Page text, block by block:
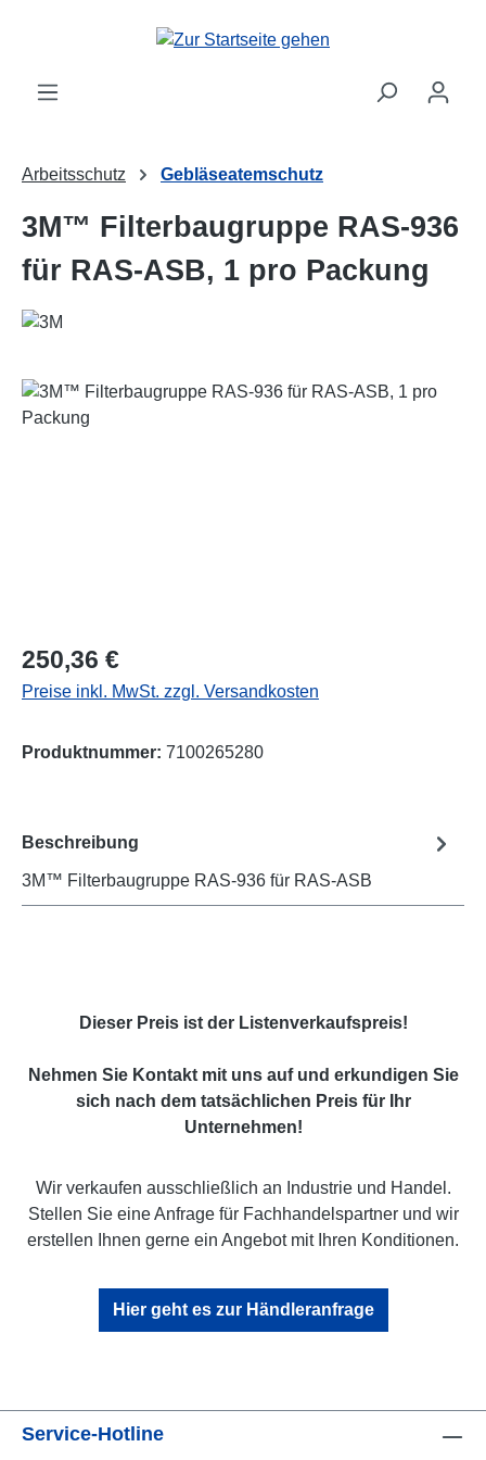
Zum Hauptinhalt springen
Arbeitsschutz Gebläseatemschutz
3M™ Filterbaugruppe RAS-936
für RAS-ASB, 1 pro Packung
Bildergalerie überspringen
Regulärer Preis:
250,36 €
Preise inkl. MwSt. zzgl. Versandkosten
Produktnummer: 7100265280
Beschreibung
3M™ Filterbaugruppe RAS-936 für RAS-ASB
Dieser Preis ist der Listenverkaufspreis!
Nehmen Sie Kontakt mit uns auf und erkundigen Sie
sich nach dem tatsächlichen Preis für Ihr
Unternehmen!
Wir verkaufen ausschließlich an Industrie und Handel.
Stellen Sie eine Anfrage für Fachhandelspartner und wir
erstellen Ihnen gerne ein Angebot mit Ihren Konditionen.
Hier geht es zur Händleranfrage
Service-Hotline